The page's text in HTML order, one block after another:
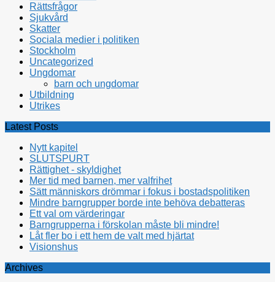
Rättsfrågor
Sjukvård
Skatter
Sociala medier i politiken
Stockholm
Uncategorized
Ungdomar
barn och ungdomar
Utbildning
Utrikes
Latest Posts
Nytt kapitel
SLUTSPURT
Rättighet - skyldighet
Mer tid med barnen, mer valfrihet
Sätt människors drömmar i fokus i bostadspolitiken
Mindre barngrupper borde inte behöva debatteras
Ett val om värderingar
Barngrupperna i förskolan måste bli mindre!
Låt fler bo i ett hem de valt med hjärtat
Visionshus
Archives